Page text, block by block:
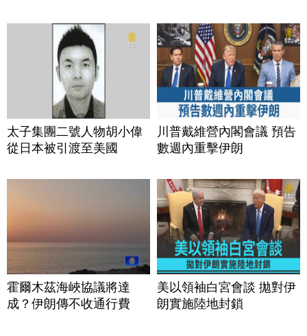
太子集團二號人物胡小偉
從日本被引渡至美國
川普戴維營內閣會議 預告
數週內重擊伊朗
霍爾木茲海峽協議將達
成？伊朗傳不收通行費
美以領袖白宮會談 拋對伊
朗實施陸地封鎖